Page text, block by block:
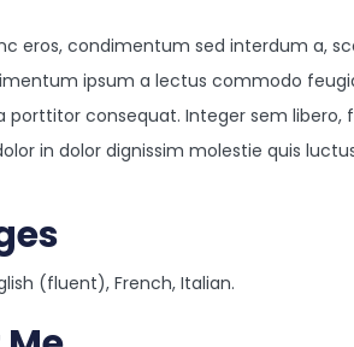
eros, condimentum sed interdum a,
ipsum a lectus commodo
porttitor consequat. Integer sem libero,
in dolor dignissim molestie quis
(fluent), French, Italian.